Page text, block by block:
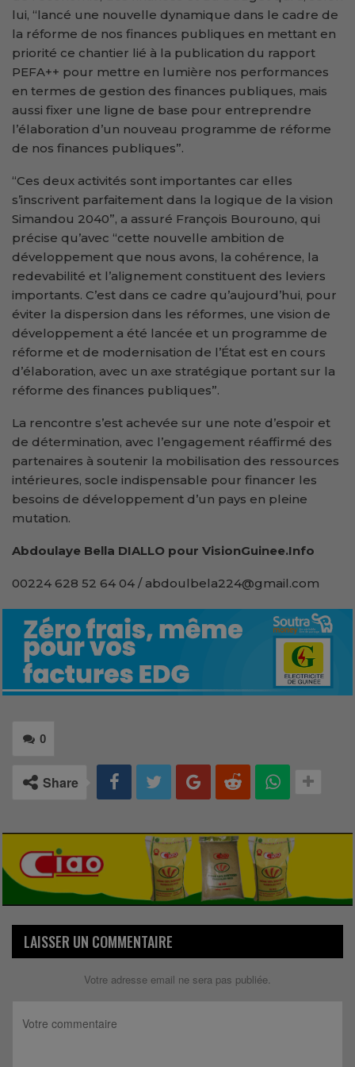
lui, “lancé une nouvelle dynamique dans le cadre de
la réforme de nos finances publiques en mettant en
priorité ce chantier lié à la publication du rapport
PEFA++ pour mettre en lumière nos performances
en termes de gestion des finances publiques, mais
aussi fixer une ligne de base pour entreprendre
l’élaboration d’un nouveau programme de réforme
de nos finances publiques”.
“Ces deux activités sont importantes car elles
s’inscrivent parfaitement dans la logique de la vision
Simandou 2040”, a assuré François Bourouno, qui
précise qu’avec “cette nouvelle ambition de
développement que nous avons, la cohérence, la
redevabilité et l’alignement constituent des leviers
importants. C’est dans ce cadre qu’aujourd’hui, pour
éviter la dispersion dans les réformes, une vision de
développement a été lancée et un programme de
réforme et de modernisation de l’État est en cours
d’élaboration, avec un axe stratégique portant sur la
réforme des finances publiques”.
La rencontre s’est achevée sur une note d’espoir et
de détermination, avec l’engagement réaffirmé des
partenaires à soutenir la mobilisation des ressources
intérieures, socle indispensable pour financer les
besoins de développement d’un pays en pleine
mutation.
Abdoulaye Bella DIALLO pour VisionGuinee.Info
00224 628 52 64 04 / abdoulbela224@gmail.com
0
Share
LAISSER UN COMMENTAIRE
Votre adresse email ne sera pas publiée.